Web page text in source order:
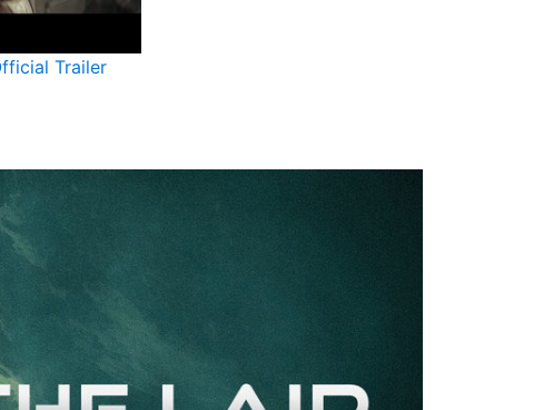
Trailer